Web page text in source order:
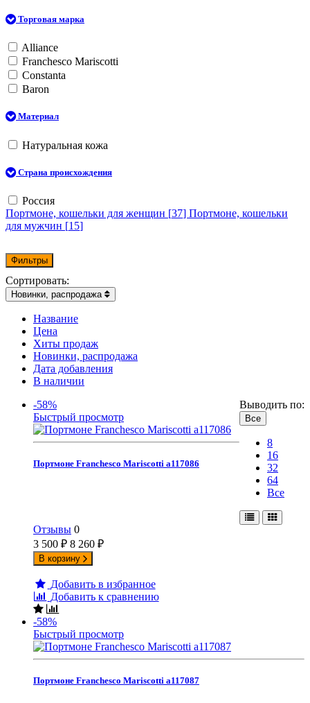
Торговая марка
Alliance
Franchesco Mariscotti
Constanta
Baron
Материал
Натуральная кожа
Страна происхождения
Россия
Портмоне, кошельки для женщин [37] Портмоне, кошельки
для мужчин [15]
Фильтры
Сортировать:
Новинки, распродажа
Название
Цена
Хиты продаж
Новинки, распродажа
Дата добавления
В наличии
Выводить по:
Все
8
16
32
64
Все
-58%
Быстрый просмотр
Портмоне Franchesco Mariscotti а117086
Отзывы 0
3 500 ₽ 8 260 ₽
В корзину
Добавить в избранное
Добавить к сравнению
-58%
Быстрый просмотр
Портмоне Franchesco Mariscotti а117087